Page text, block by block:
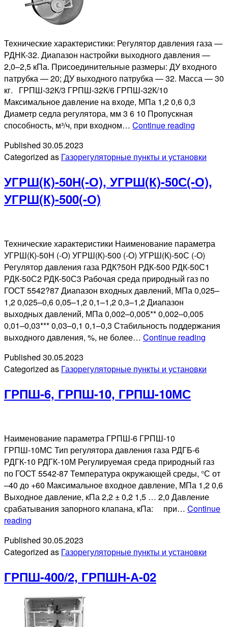
Технические характеристики: Регулятор давления газа —
РДНК-32. Диапазон настройки выходного давления —
2,0–2,5 кПа. Присоединительные размеры: ДУ входного
патрубка — 20; ДУ выходного патрубка — 32. Масса — 30
кг. ГРПШ-32К/3 ГРПШ-32К/6 ГРПШ-32К/10
Максимальное давление на входе, МПа 1,2 0,6 0,3
Диаметр седла регулятора, мм 3 6 10 Пропускная
способность, м³/ч, при входном… Continue reading
Published 30.05.2023
Categorized as Газорегуляторные пункты и установки
УГРШ(К)-50Н(-О), УГРШ(К)-50С(-О),
УГРШ(К)-500(-О)
Технические характеристики Наименование параметра
УГРШ(К)-50Н (-О) УГРШ(К)-500 (-О) УГРШ(К)-50С (-О)
Регулятор давления газа РДК?50Н РДК-500 РДК-50С1
РДК-50С2 РДК-50С3 Рабочая среда природный газ по
ГОСТ 5542?87 Диапазон входных давлений, МПа 0,025–
1,2 0,025–0,6 0,05–1,2 0,1–1,2 0,3–1,2 Диапазон
выходных давлений, МПа 0,002–0,005** 0,002–0,005
0,01–0,03*** 0,03–0,1 0,1–0,3 Стабильность поддержания
выходного давления, %, не более… Continue reading
О),
Published 30.05.2023
Categorized as Газорегуляторные пункты и установки
ГРПШ-6, ГРПШ-10, ГРПШ-10МС
Наименование параметра ГРПШ-6 ГРПШ-10
ГРПШ-10МС Тип регулятора давления газа РДГБ-6
РДГК-10 РДГК-10М Регулируемая среда природный газ
по ГОСТ 5542-87 Температура окружающей среды, °С от
–40 до +60 Максимальное входное давление, МПа 1,2 0,6
Выходное давление, кПа 2,2 ± 0,2 1,5 … 2,0 Давление
срабатывания запорного клапана, кПа: при… Continue
reading
ГРПШ-10МС
Published 30.05.2023
Categorized as Газорегуляторные пункты и установки
ГРПШ-400/2, ГРПШН-А-02